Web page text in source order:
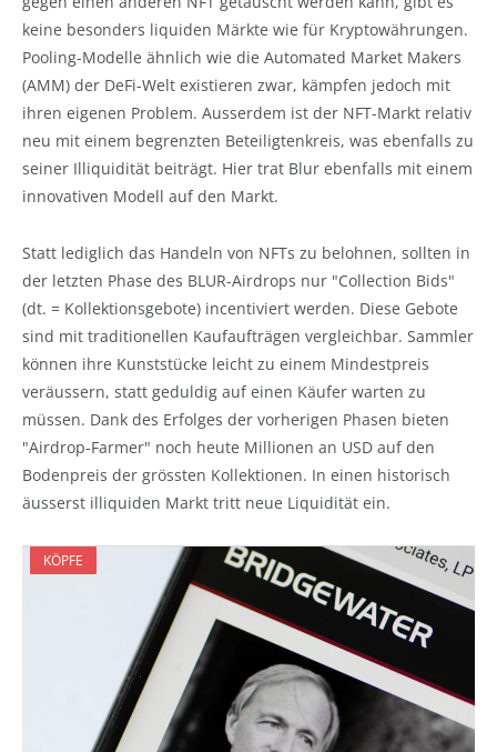
keine besonders liquiden Märkte wie für Kryptowährungen.
Pooling-Modelle ähnlich wie die Automated Market Makers
(AMM) der DeFi-Welt existieren zwar, kämpfen jedoch mit
ihren eigenen Problem. Ausserdem ist der NFT-Markt relativ
neu mit einem begrenzten Beteiligtenkreis, was ebenfalls zu
seiner Illiquidität beiträgt. Hier trat Blur ebenfalls mit einem
innovativen Modell auf den Markt.
Statt lediglich das Handeln von NFTs zu belohnen, sollten in
der letzten Phase des BLUR-Airdrops nur "Collection Bids"
(dt. = Kollektionsgebote) incentiviert werden. Diese Gebote
sind mit traditionellen Kaufaufträgen vergleichbar. Sammler
können ihre Kunststücke leicht zu einem Mindestpreis
veräussern, statt geduldig auf einen Käufer warten zu
müssen. Dank des Erfolges der vorherigen Phasen bieten
"Airdrop-Farmer" noch heute Millionen an USD auf den
Bodenpreis der grössten Kollektionen. In einen historisch
äusserst illiquiden Markt tritt neue Liquidität ein.
KÖPFE